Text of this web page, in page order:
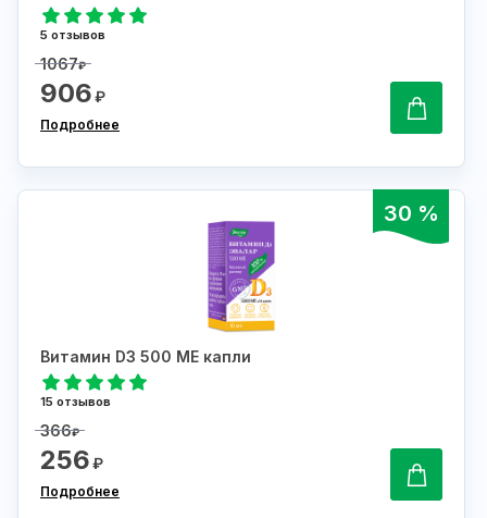
5 отзывов
1067₽
906₽
Подробнее
30 %
Витамин D3 500 МЕ капли
15 отзывов
366₽
256₽
Подробнее